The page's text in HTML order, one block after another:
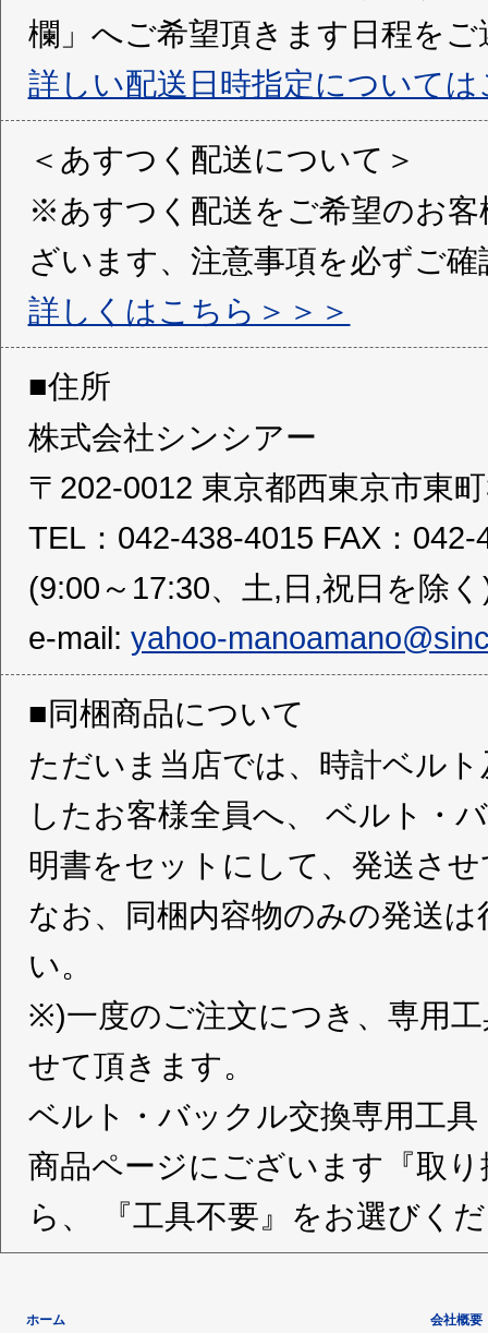
欄」へご希望頂きます日程を
詳しい配送日時指定について
＜あすつく配送について＞
※あすつく配送をご希望のお
ざいます、注意事項を必ずご
詳しくはこちら＞＞＞
■住所
株式会社シンシアー
〒202-0012 東京都西東京市東
TEL：042-438-4015 FAX：042-
(9:00～17:30、土,日,祝日を除
e-mail: yahoo-
■同梱商品について
ただいま当店では、時計ベル
したお客様全員へ、 ベルト・
明書をセットにして、発送さ
なお、同梱内容物のみの発送
い。
※)一度のご注文につき、専用
せて頂きます。
ベルト・バックル交換専用工
商品ページにございます『取
ら、 『工具不要』をお選びく
ホーム
会社概要